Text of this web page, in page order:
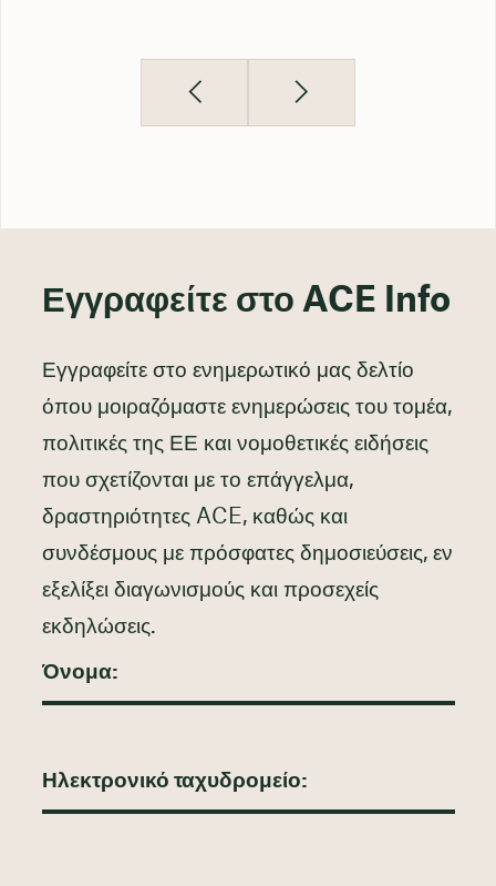
Εγγραφείτε στο ACE Info
Εγγραφείτε στο ενημερωτικό μας δελτίο
όπου μοιραζόμαστε ενημερώσεις του τομέα,
πολιτικές της ΕΕ και νομοθετικές ειδήσεις
που σχετίζονται με το επάγγελμα,
δραστηριότητες ACE, καθώς και
συνδέσμους με πρόσφατες δημοσιεύσεις, εν
εξελίξει διαγωνισμούς και προσεχείς
εκδηλώσεις.